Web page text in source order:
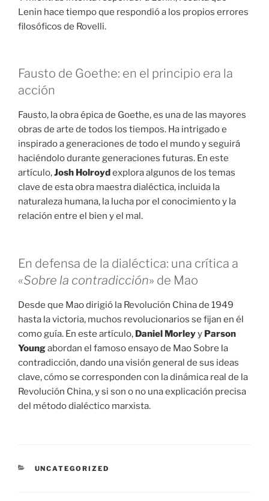
Lenin hace tiempo que respondió a los propios errores
filosóficos de Rovelli.
Fausto de Goethe: en el principio era la
acción
Fausto, la obra épica de Goethe, es una de las mayores
obras de arte de todos los tiempos. Ha intrigado e
inspirado a generaciones de todo el mundo y seguirá
haciéndolo durante generaciones futuras. En este
artículo,Josh Holroydexplora algunos de los temas
clave de esta obra maestra dialéctica, incluida la
naturaleza humana, la lucha por el conocimiento y la
relación entre el bien y el mal.
En defensa de la dialéctica: una crítica a
«Sobre la contradicción» de Mao
Desde que Mao dirigió la Revolución China de 1949
hasta la victoria, muchos revolucionarios se fijan en él
como guía. En este artículo, Daniel Morleyy Parson
Youngabordan el famoso ensayo de Mao Sobre la
contradicción, dando una visión general de sus ideas
clave, cómo se corresponden con la dinámica real de la
Revolución China, y si son o no una explicación precisa
del método dialéctico marxista.
CATEGORÍAS
UNCATEGORIZED